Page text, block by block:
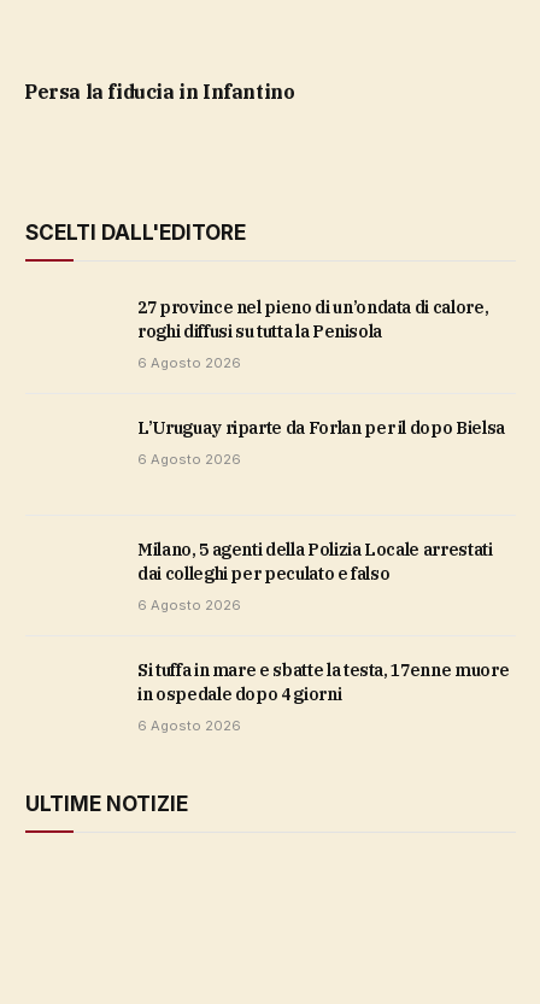
Persa la fiducia in Infantino
SCELTI DALL'EDITORE
27 province nel pieno di un’ondata di calore,
roghi diffusi su tutta la Penisola
6 Agosto 2026
L’Uruguay riparte da Forlan per il dopo Bielsa
6 Agosto 2026
Milano, 5 agenti della Polizia Locale arrestati
dai colleghi per peculato e falso
6 Agosto 2026
Si tuffa in mare e sbatte la testa, 17enne muore
in ospedale dopo 4 giorni
6 Agosto 2026
ULTIME NOTIZIE